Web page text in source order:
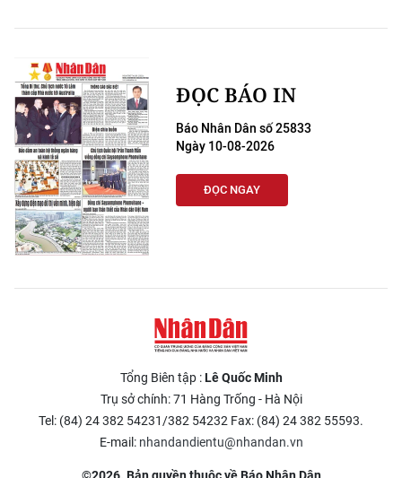
ĐỌC BÁO IN
Báo Nhân Dân số 25833
Ngày 10-08-2026
ĐỌC NGAY
Tổng Biên tập :Lê Quốc Minh
Trụ sở chính: 71 Hàng Trống - Hà Nội
Tel: (84) 24 382 54231/382 54232 Fax: (84) 24 382 55593.
E-mail: nhandandientu@nhandan.vn